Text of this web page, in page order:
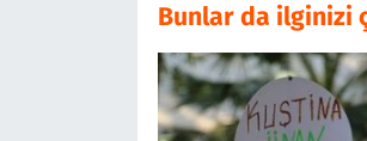
Bunlar da ilginizi